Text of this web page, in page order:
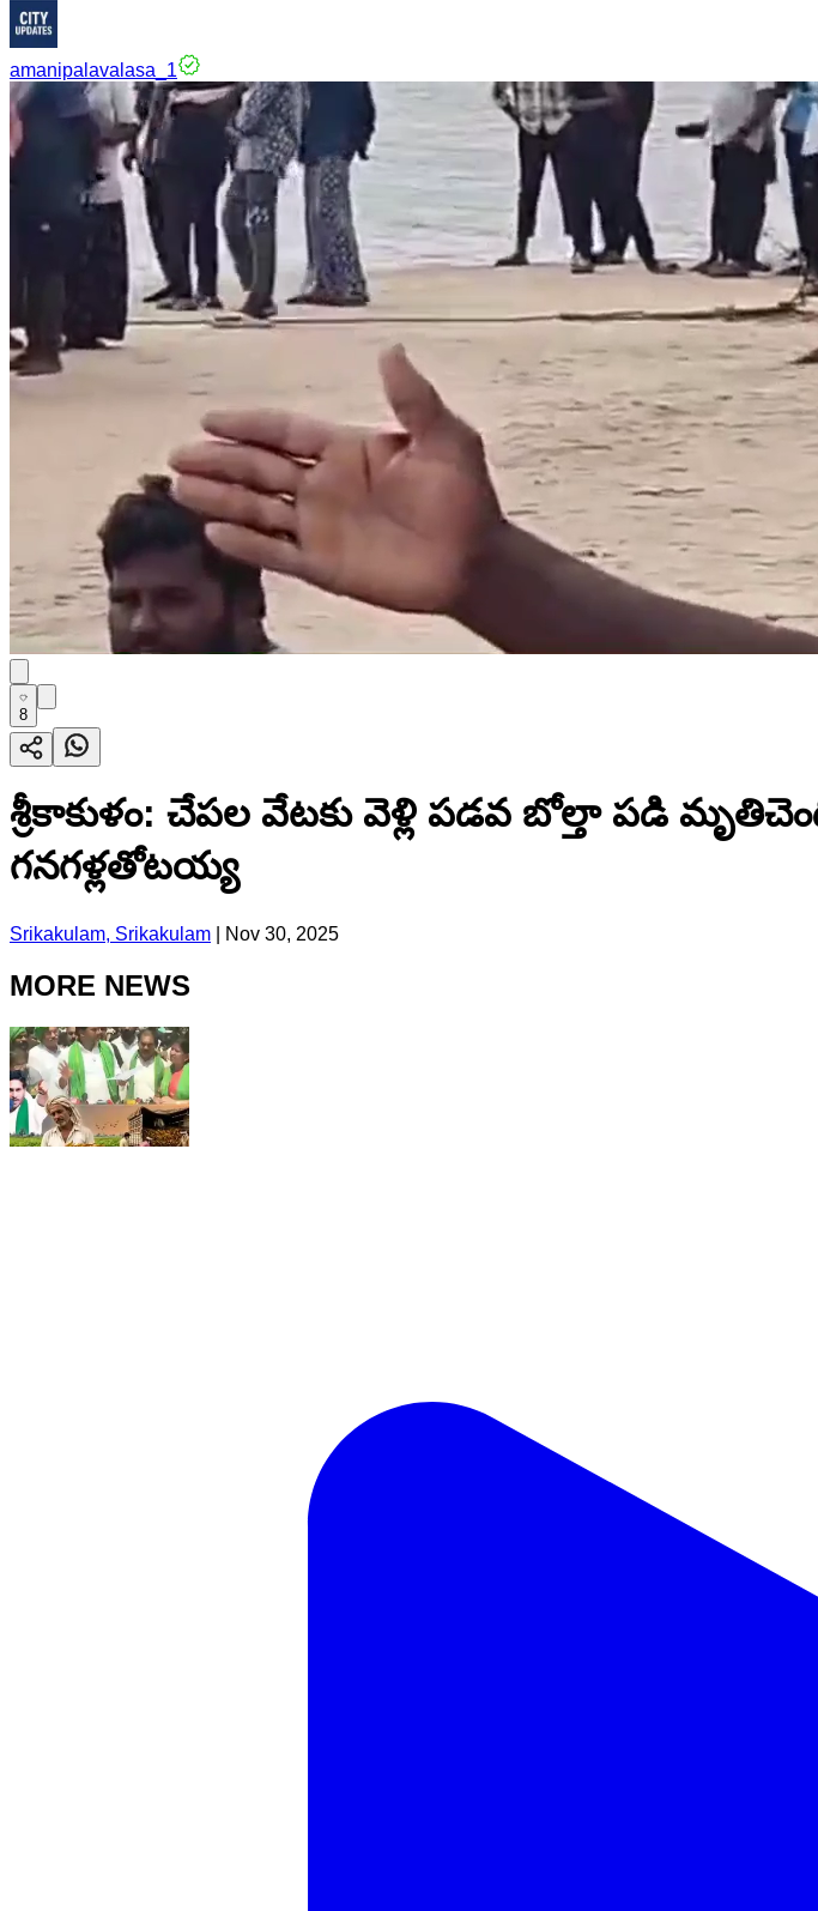
amanipalavalasa_1
8
శ్రీకాకుళం: చేపల వేటకు వెళ్లి పడవ బోల్తా పడి
గనగళ్లతోటయ్య
Srikakulam, Srikakulam Nov 30, 2025
MORE NEWS